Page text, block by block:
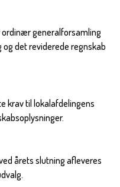
ordinær generalforsamling
det reviderede regnskab
krav til lokalafdelingens
årets slutning afleveres